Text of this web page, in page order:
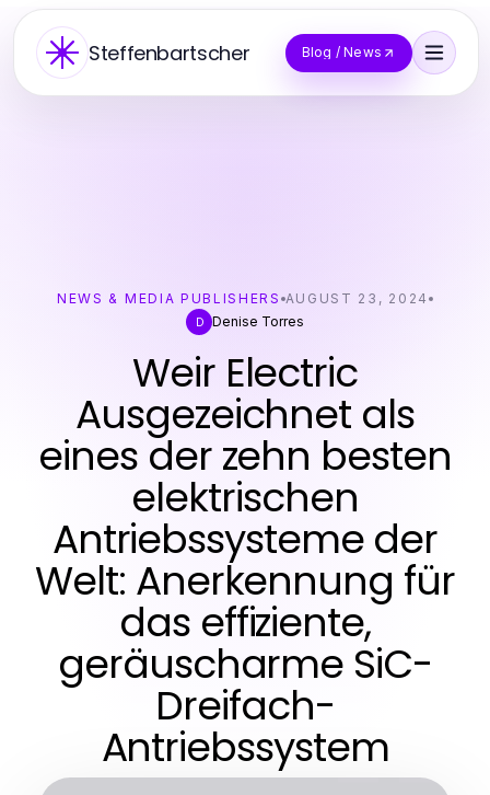
Steffenbartscher Blog / News
NEWS & MEDIA PUBLISHERS AUGUST 23, 2024
D Denise Torres
Weir Electric
Ausgezeichnet als
eines der zehn besten
elektrischen
Antriebssysteme der
Welt: Anerkennung für
das effiziente,
geräuscharme SiC-
Dreifach-
Antriebssystem